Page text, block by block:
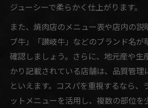
ジューシーで柔らかく仕上がります。
また、焼肉店のメニュー表や店内の説
ブ牛」「讃岐牛」などのブランド名が
確認しましょう。さらに、地元産や生
かり記載されている店舗は、品質管理
といえます。コスパを重視するなら、
ットメニューを活用し、複数の部位を